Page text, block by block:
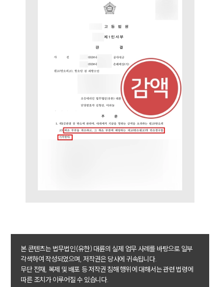
본 콘텐츠는 법무법인(유한) 대륜의 실제 업무 사례를 바탕으로 일부
각색하여 작성되었으며, 저작권은 당사에 귀속됩니다.
무단 전재, 복제 및 배포 등 저작권 침해 행위에 대해서는 관련 법령에
따른 조치가 이루어질 수 있습니다.